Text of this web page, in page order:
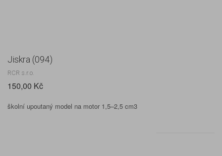
Jiskra (094)
RCR s.r.o.
150,00 Kč
školní upoutaný model na motor 1,5–2,5 cm3